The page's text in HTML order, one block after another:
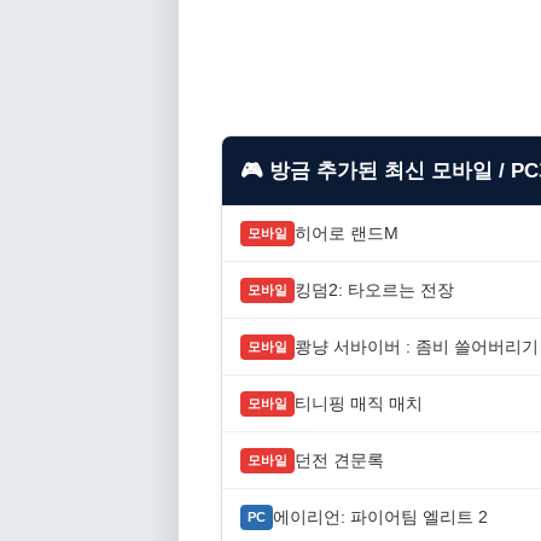
🎮 방금 추가된 최신 모바일 /
모바일 히어로 랜드M
모바일 킹덤2: 타오르는 전장
모바일 쾅냥 서바이버 : 좀비 쓸어버리기
모바일 티니핑 매직 매치
모바일 던전 견문록
PC 에이리언: 파이어팀 엘리트 2